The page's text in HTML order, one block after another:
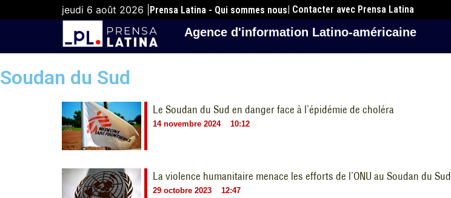
jeudi 6 août 2026 | Prensa Latina - Qui sommes nous| Contacter avec Prensa Latina
Agence d'information Latino-américaine
Soudan du Sud
Le Soudan du Sud en danger face à l’épidémie de choléra
14 novembre 2024 10:12
La violence humanitaire menace les efforts de l’ONU au Soudan du Sud
29 octobre 2023 12:47